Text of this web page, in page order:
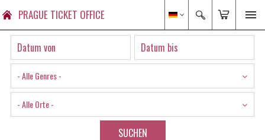
PRAGUE TICKET OFFICE
- Alle Genres -
- Alle Orte -
SUCHEN